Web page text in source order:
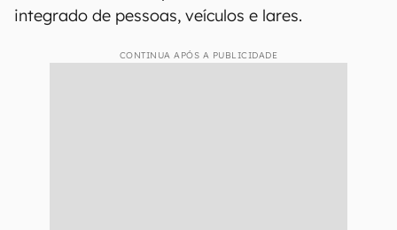
integrado de pessoas, veículos e lares.
CONTINUA APÓS A PUBLICIDADE